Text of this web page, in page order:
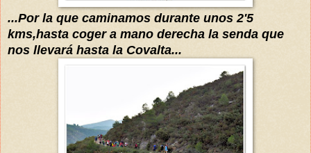
...Por la que caminamos durante unos 2'5
kms,hasta coger a mano derecha la senda que
nos llevará hasta la Covalta...